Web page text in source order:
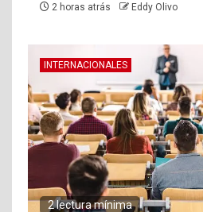
2 horas atrás Eddy Olivo
INTERNACIONALES
2 lectura mínima